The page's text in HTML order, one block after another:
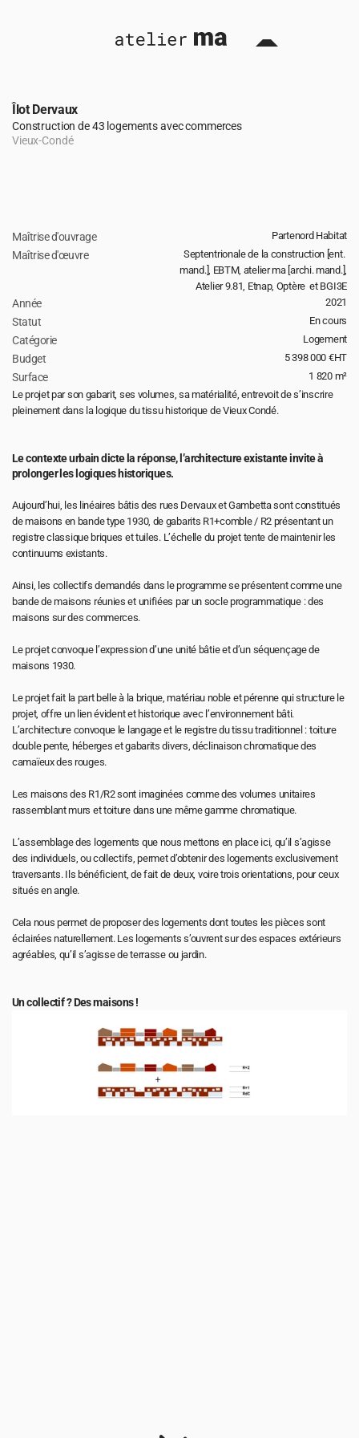
Îlot Dervaux
Construction de 43 logements avec commerces
Vieux-Condé
retour
Maîtrise d'ouvrage Partenord Habitat
Maîtrise d'œuvre
Septentrionale de la construction [ent.
mand.], EBTM, atelier ma [archi. mand.],
Atelier 9.81, Etnap, Optère  et BGI3E
Année 2021
Statut En cours
Catégorie Logement
Budget 5 398 000 €HT
Surface
1 820 m²
Le projet par son gabarit, ses volumes, sa matérialité, entrevoit de s’inscrire
pleinement dans la logique du tissu historique de Vieux Condé.
Le contexte urbain dicte la réponse, l’architecture existante invite à
prolonger les logiques historiques.
Aujourd’hui, les linéaires bâtis des rues Dervaux et Gambetta sont constitués
de maisons en bande type 1930, de gabarits R1+comble / R2 présentant un
registre classique briques et tuiles. L’échelle du projet tente de maintenir les
continuums existants.
Ainsi, les collectifs demandés dans le programme se présentent comme une
bande de maisons réunies et unifiées par un socle programmatique : des
maisons sur des commerces.
Le projet convoque l’expression d’une unité bâtie et d’un séquençage de
maisons 1930.
Le projet fait la part belle à la brique, matériau noble et pérenne qui structure le
projet, offre un lien évident et historique avec l’environnement bâti.
L’architecture convoque le langage et le registre du tissu traditionnel : toiture
double pente, héberges et gabarits divers, déclinaison chromatique des
camaïeux des rouges.
Les maisons des R1/R2 sont imaginées comme des volumes unitaires
rassemblant murs et toiture dans une même gamme chromatique.
L’assemblage des logements que nous mettons en place ici, qu’il s’agisse
des individuels, ou collectifs, permet d’obtenir des logements exclusivement
traversants. Ils bénéficient, de fait de deux, voire trois orientations, pour ceux
situés en angle.
Cela nous permet de proposer des logements dont toutes les pièces sont
éclairées naturellement. Les logements s’ouvrent sur des espaces extérieurs
agréables, qu’il s’agisse de terrasse ou jardin.
Un collectif ? Des maisons !